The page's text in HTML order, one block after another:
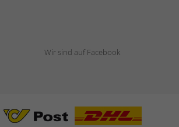
Wir sind auf Facebook